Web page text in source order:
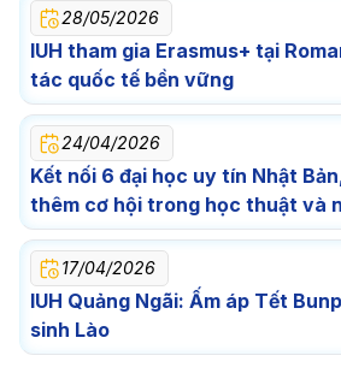
28/05/2026
IUH tham gia Erasmus+ tại
tác quốc tế bền vững
24/04/2026
Kết nối 6 đại học uy tín Nhật
thêm cơ hội trong học thuật và
17/04/2026
IUH Quảng Ngãi: Ấm áp Tết
sinh Lào